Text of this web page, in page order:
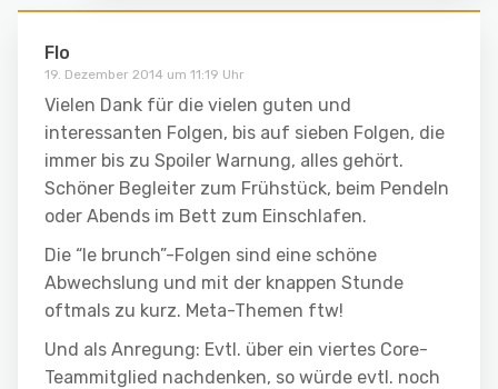
Flo
19. Dezember 2014 um 11:19 Uhr
Vielen Dank für die vielen guten und
interessanten Folgen, bis auf sieben Folgen, die
immer bis zu Spoiler Warnung, alles gehört.
Schöner Begleiter zum Frühstück, beim Pendeln
oder Abends im Bett zum Einschlafen.
Die “le brunch”-Folgen sind eine schöne
Abwechslung und mit der knappen Stunde
oftmals zu kurz. Meta-Themen ftw!
Und als Anregung: Evtl. über ein viertes Core-
Teammitglied nachdenken, so würde evtl. noch